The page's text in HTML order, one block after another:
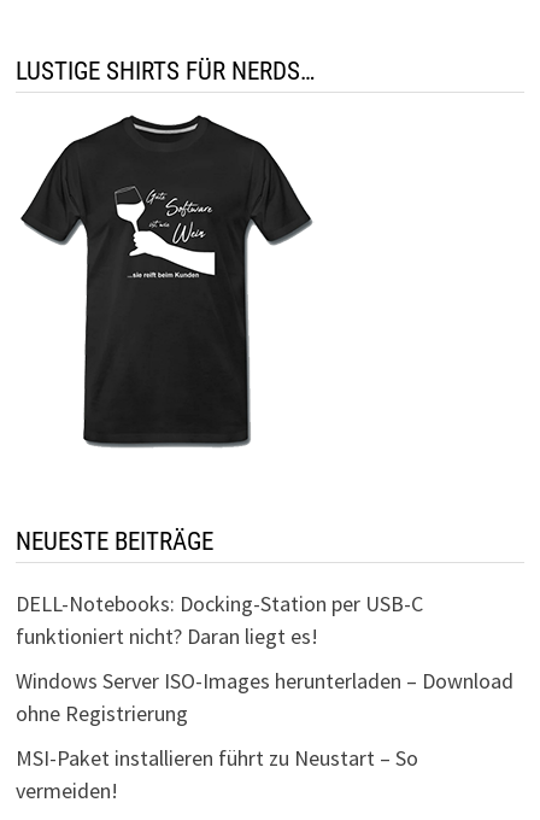
LUSTIGE SHIRTS FÜR NERDS…
NEUESTE BEITRÄGE
DELL-Notebooks: Docking-Station per USB-C
funktioniert nicht? Daran liegt es!
Windows Server ISO-Images herunterladen – Download
ohne Registrierung
MSI-Paket installieren führt zu Neustart – So
vermeiden!